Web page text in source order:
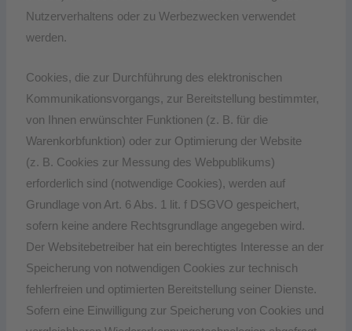
Nutzerverhaltens oder zu Werbezwecken verwendet
werden.
Cookies, die zur Durchführung des elektronischen
Kommunikationsvorgangs, zur Bereitstellung bestimmter,
von Ihnen erwünschter Funktionen (z. B. für die
Warenkorbfunktion) oder zur Optimierung der Website
(z. B. Cookies zur Messung des Webpublikums)
erforderlich sind (notwendige Cookies), werden auf
Grundlage von Art. 6 Abs. 1 lit. f DSGVO gespeichert,
sofern keine andere Rechtsgrundlage angegeben wird.
Der Websitebetreiber hat ein berechtigtes Interesse an der
Speicherung von notwendigen Cookies zur technisch
fehlerfreien und optimierten Bereitstellung seiner Dienste.
Sofern eine Einwilligung zur Speicherung von Cookies und